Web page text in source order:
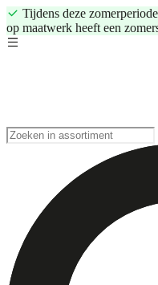
Tijdens deze
op maatwerk heeft een